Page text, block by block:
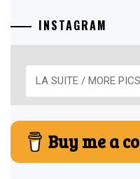
INSTAGRAM
LA SUITE / MORE PICS
Buy me a